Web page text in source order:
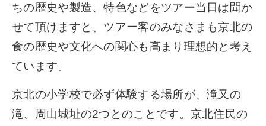
ちの歴史や製造、特色などをツアー当日は聞か
せて頂けますと、ツアー客のみなさまも京北の
食の歴史や文化への関心も高まり理想的と考え
ています。
京北の小学校で必ず体験する場所が、滝又の
滝、周山城址の2つとのことです。京北住民の